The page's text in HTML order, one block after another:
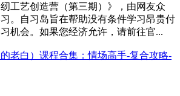
工艺创造营（第三期）》，由网友众
。自习岛旨在帮助没有条件学习昂贵付
机会。如果您经济允许，请前往官...